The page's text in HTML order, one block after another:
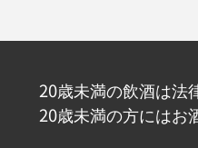
20歳未満の飲酒は法
20歳未満の方にはお